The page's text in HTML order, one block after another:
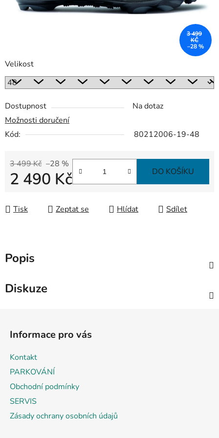
Velikost
Dostupnost
Na dotaz
Možnosti doručení
Kód:
80212006-19-48
3 499 Kč –28 %
2 490 Kč DO KOŠÍKU
Tisk Zeptat se Hlídat Sdílet
3 499
KČ
–28 %
Popis
Diskuze
Informace pro vás
Kontakt
PARKOVÁNÍ
Obchodní podmínky
SERVIS
Zásady ochrany osobních údajů